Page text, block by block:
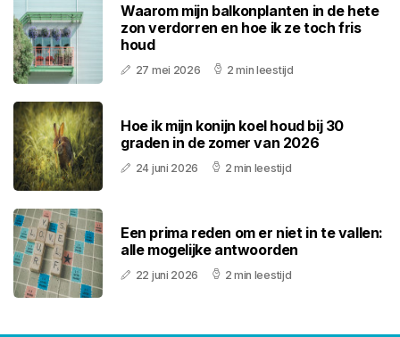
Waarom mijn balkonplanten in de hete
zon verdorren en hoe ik ze toch fris
houd
27 mei 2026 2 min leestijd
Hoe ik mijn konijn koel houd bij 30
graden in de zomer van 2026
24 juni 2026 2 min leestijd
Een prima reden om er niet in te vallen:
alle mogelijke antwoorden
22 juni 2026 2 min leestijd